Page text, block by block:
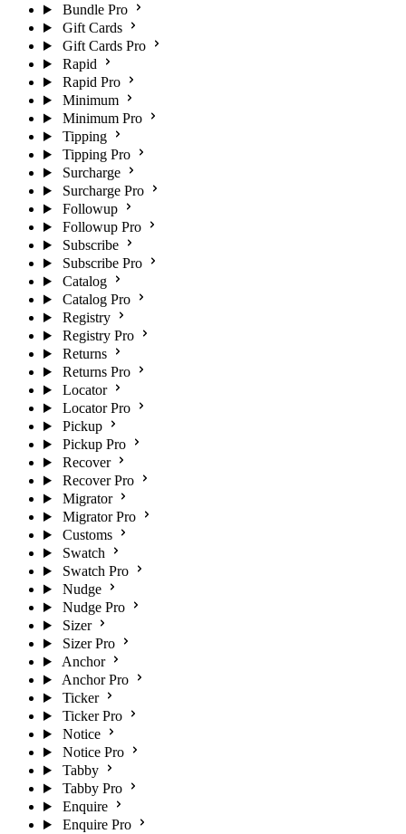
Bundle Pro
Gift Cards
Gift Cards Pro
Rapid
Rapid Pro
Minimum
Minimum Pro
Tipping
Tipping Pro
Surcharge
Surcharge Pro
Followup
Followup Pro
Subscribe
Subscribe Pro
Catalog
Catalog Pro
Registry
Registry Pro
Returns
Returns Pro
Locator
Locator Pro
Pickup
Pickup Pro
Recover
Recover Pro
Migrator
Migrator Pro
Customs
Swatch
Swatch Pro
Nudge
Nudge Pro
Sizer
Sizer Pro
Anchor
Anchor Pro
Ticker
Ticker Pro
Notice
Notice Pro
Tabby
Tabby Pro
Enquire
Enquire Pro